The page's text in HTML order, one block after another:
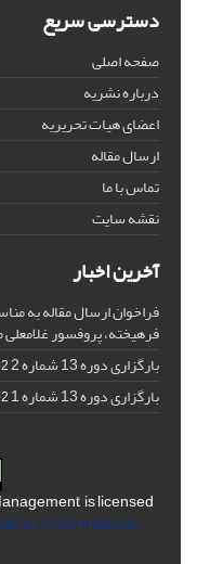
دسترسی سریع
صفحه اصلی
درباره نشریه
اعضای هیات تحریریه
ارسال مقاله
تماس با ما
نقشه سایت
آخرین اخبار
فراخوان ارسال مقاله به
فرهیخته، پروفسور
بارگزاری دوره 13 شماره 2
بارگزاری دوره 13 شماره 1
is licensed
4.0 International